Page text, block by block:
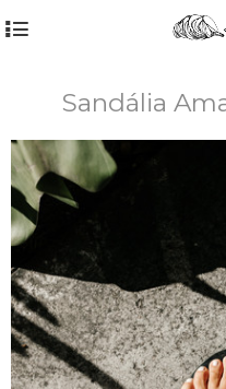
4
Sandália